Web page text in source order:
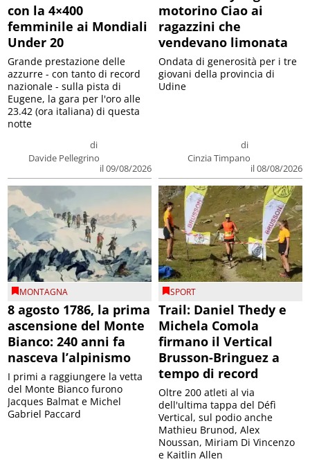
con la 4×400
femminile ai Mondiali
Under 20
di
Davide Pellegrino
il 09/08/2026
Grande prestazione delle
azzurre - con tanto di record
nazionale - sulla pista di
Eugene, la gara per l'oro alle
23.42 (ora italiana) di questa
notte
motorino Ciao ai
ragazzini che
vendevano limonata
di
Cinzia Timpano
il 08/08/2026
Ondata di generosità per i tre
giovani della provincia di
Udine
MONTAGNA
8 agosto 1786, la prima
ascensione del Monte
Bianco: 240 anni fa
nasceva l’alpinismo
I primi a raggiungere la vetta
del Monte Bianco furono
Jacques Balmat e Michel
Gabriel Paccard
SPORT
Trail: Daniel Thedy e
Michela Comola
firmano il Vertical
Brusson-Bringuez a
tempo di record
Oltre 200 atleti al via
dell'ultima tappa del Défì
Vertical, sul podio anche
Mathieu Brunod, Alex
Noussan, Miriam Di Vincenzo
e Kaitlin Allen